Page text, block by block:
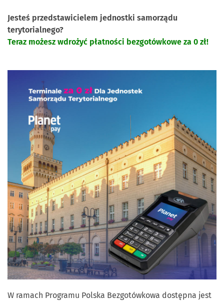
Jesteś przedstawicielem jednostki samorządu
terytorialnego?
Teraz możesz wdrożyć płatności bezgotówkowe za 0 zł!
W ramach Programu Polska Bezgotówkowa dostępna jest